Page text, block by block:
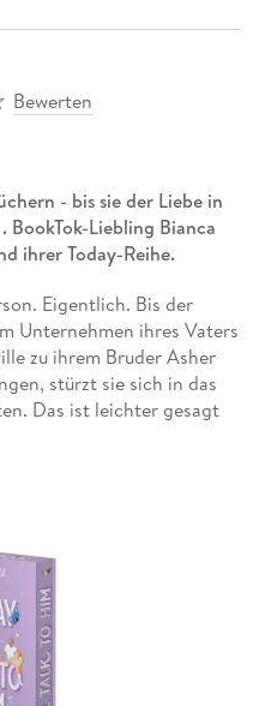
Bewerten
- bis sie der Liebe in
BookTok-Liebling Bianca
ihrer Today-Reihe.
Eigentlich. Bis der
Unternehmen ihres Vaters
zu ihrem Bruder Asher
stürzt sie sich in das
Das ist leichter gesagt
er ihr gehörig einen
sie sich sonst in der
hält, verliert sie mehr
Angelinas Versuch, alles
zwischen ihnen
Romance mit Ashers